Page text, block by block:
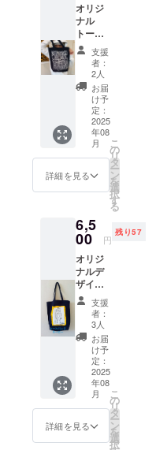
オリジ
ナル
トート
バッ
グ 黒
[ハイ
ヤーセ
ルフに
赦され
る存在
たち] サ
イズ
Ｍ
37×24×
12cm
自筆サ
り！ オ
リジナ
ル・ス
トラッ
プのお
まけ付
き
4cmx2.
5cm
支援
者：
2人
お届
け予
定：
2025
年08
月
詳細を見る
こ
の
リ
タ
ー
ン
を
選
択
す
る
6,5
00 円
残り57
オリジ
ナルデ
ザイン
トート
バック
(トミー
バード)
黒
Ｍサイ
ズ
37×24×
12cm
オリジ
ナルス
トラッ
支援
者：
3人
お届
け予
定：
2025
年08
月
詳細を見る
こ
の
リ
タ
ー
ン
を
選
択